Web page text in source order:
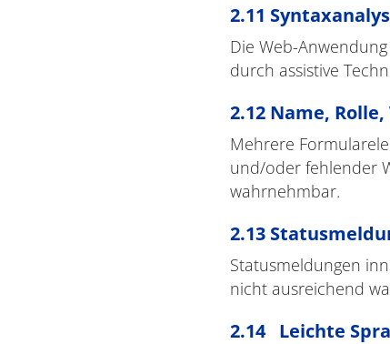
2.11
Die Web-
durch assistive
2.12 Name,
Mehrere
und/oder fehlender
wahrnehmbar.
2.13
Statusmeldungen
nicht ausreichend
2.14 Leichte